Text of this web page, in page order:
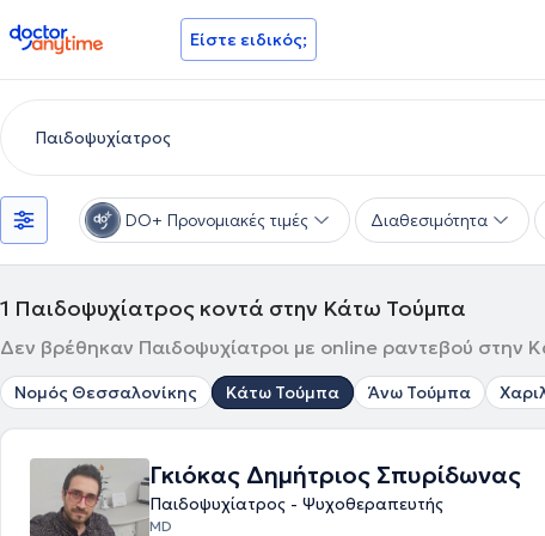
doctoranytime Είστε ειδικός;
DO+ Προνομιακές τιμές Διαθεσιμότητα
1 Παιδοψυχίατρος κοντά στην Κάτω Τούμπα
Δεν βρέθηκαν Παιδοψυχίατροι με online ραντεβού στην
Νομός Θεσσαλονίκης Κάτω Τούμπα Άνω Τούμπα
Γκιόκας Δημήτριος Σπυρίδωνας
Παιδοψυχίατρος - Ψυχοθεραπευτής
MD